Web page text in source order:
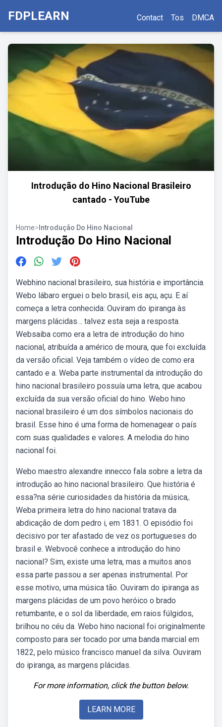
FDPLEARN Contact Tos DMCA
Introdução do Hino Nacional Brasileiro
cantado - YouTube
Home> Introdução Do Hino Nacional
Introdução Do Hino Nacional
Webhino nacional brasileiro, sua história e importância.
Webo lábaro erguei o belo brasil, eis açu, açu. E aí
começa a letra conhecida: Ouviram do ipiranga às
margens plácidas… talvez esta seja a resposta.
Websaiba como era a letra de introdução do hino
nacional, atribuída a américo de moura, que foi excluída
da versão oficial. Veja também o vídeo de como era
cantado e a. Weba parte instrumental da introdução do
hino nacional brasileiro possuía uma letra, que acabou
excluída da sua versão oficial do hino. Webo hino
nacional brasileiro é um dos símbolos nacionais do
brasil. Esse hino é uma forma de homenagear o país
com suas qualidades e valores. A melodia do hino
nacional foi.
Webo maestro alexandre innecco fala sobre a letra da
introdução ao hino nacional brasileiro. Que história é
essa?na série curiosidades da história da música,.
Weba primeira letra do hino nacional tratava da
abdicação de dom pedro i, em 1831. O episódio foi
decisivo por ter afastado de vez os portugueses do
brasil e. Webvocê conhece a introdução do hino
nacional? Sim, existe uma letra, mas a muitos anos
essa parte passou a ser apenas instrumental. Por
esse motivo, uma música tão. Ouviram do ipiranga as
margens plácidas de um povo heróico o brado
retumbante, e o sol da liberdade, em raios fúlgidos,
brilhou no céu da. Webo hino nacional foi originalmente
composto para ser tocado por uma banda marcial em
1822, pelo músico francisco manuel da silva. Ouviram
do ipiranga, as margens plácidas.
For more information, click the button below.
LEARN MORE